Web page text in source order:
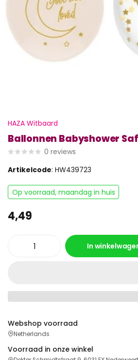
HAZA Witbaard
Ballonnen Babyshower
0 reviews
Artikelcode: HW439723
Op voorraad, maandag in huis
4,49
In
Webshop voorraad
Netherlands
Voorraad in onze winkel